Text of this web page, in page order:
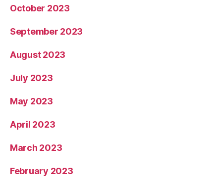
October 2023
September 2023
August 2023
July 2023
May 2023
April 2023
March 2023
February 2023